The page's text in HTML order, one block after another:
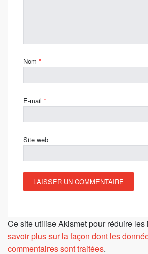
Nom *
E-mail *
Site web
Ce site utilise Akismet pour réduire les
savoir plus sur la façon dont les
commentaires sont traitées.